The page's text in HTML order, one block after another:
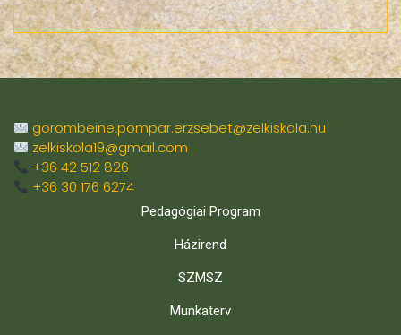
gorombeine.pompar.erzsebet@zelkiskola.hu
zelkiskola19@gmail.com
+36 42 512 826
+36 30 176 6274
Pedagógiai Program
Házirend
SZMSZ
Munkaterv